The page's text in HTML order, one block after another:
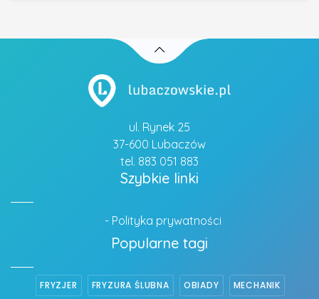
ul. Rynek 25
37-600 Lubaczów
tel. 883 051 883
Szybkie linki
- Polityka prywatności
Popularne tagi
FRYZJER FRYZURA ŚLUBNA OBIADY MECHANIK